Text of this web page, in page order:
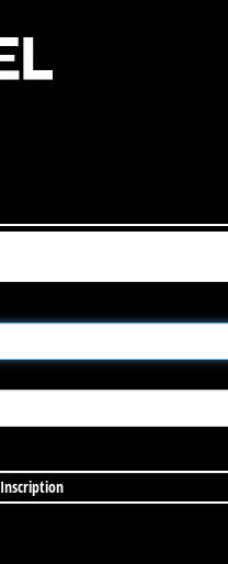
Inscription